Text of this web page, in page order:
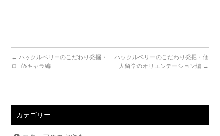
← ハックルベリーのこだわり発掘・
ロゴ&キャラ編
ハックルベリーのこだわり発掘・個
人留学のオリエンテーション編 →
カテゴリー